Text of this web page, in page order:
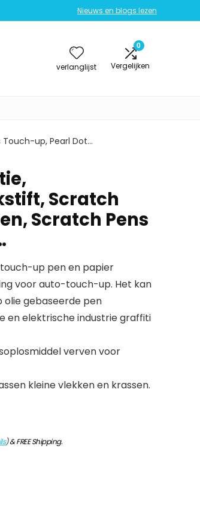
Nieuws en blogs lezen
verlanglijst
0
Vergelijken
Touch-up, Pearl Dot…
Scratch
Scratch Pens
up pen en papier
voor auto-touch-up. Het kan
olie gebaseerde pen
en elektrische industrie graffiti
verven voor
kleine vlekken en krassen.
)&FREE Shipping.